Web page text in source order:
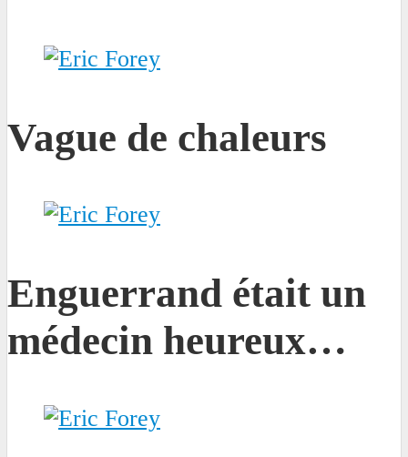
Vague de chaleurs
Enguerrand était un
médecin heureux…